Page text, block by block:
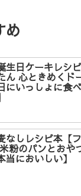
め
生日ケーキレシ
ん 心ときめくド
にいっしょに食
なしレシピ本【
粉のパンとおや
当においしい】